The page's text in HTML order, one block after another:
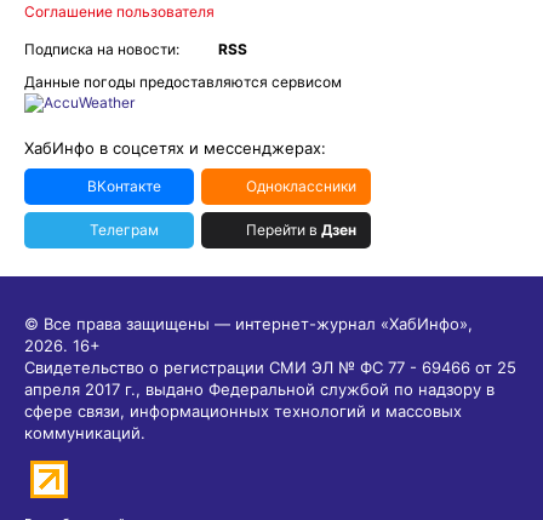
Соглашение пользователя
Подписка на новости:
RSS
Данные погоды предоставляются сервисом
ХабИнфо в соцсетях и мессенджерах:
ВКонтакте Одноклассники
Телеграм Перейти в Дзен
© Все права защищены — интернет-журнал «ХабИнфо»,
2026. 16+
Свидетельство о регистрации СМИ ЭЛ № ФС 77 - 69466 от 25
апреля 2017 г., выдано Федеральной службой по надзору в
сфере связи, информационных технологий и массовых
коммуникаций.